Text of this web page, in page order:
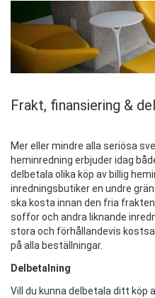
Frakt, finansiering &
Mer eller mindre alla seriösa
heminredning erbjuder idag
delbetala olika köp av billig
inredningsbutiker en undre
ska kosta innan den fria
soffor och andra liknande
stora och förhållandevis
på alla beställningar.
Delbetalning
Vill du kunna delbetala ditt köp